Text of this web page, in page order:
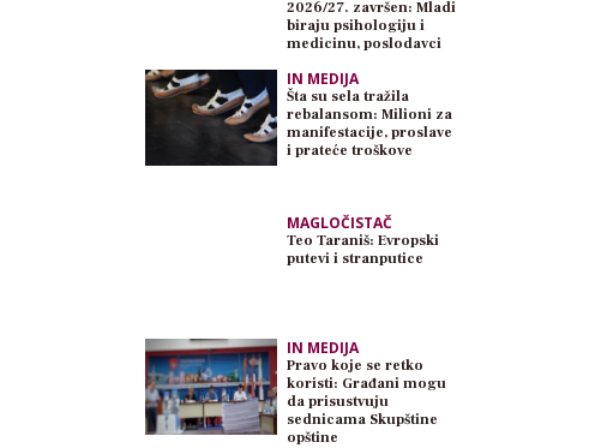
2026/27. završen: Mladi
biraju psihologiju i
medicinu, poslodavci
IN MEDIJA
Šta su sela tražila
rebalansom: Milioni za
manifestacije, proslave
i prateće troškove
MAGLOČISTAČ
Teo Taraniš: Evropski
putevi i stranputice
IN MEDIJA
Pravo koje se retko
koristi: Građani mogu
da prisustvuju
sednicama Skupštine
opštine